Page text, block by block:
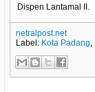
Dispen Lantamal II.
netralpost.net
Label: Kota Padang,